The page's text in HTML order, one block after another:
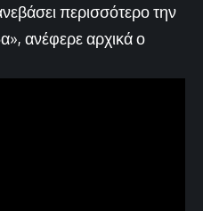
περισσότερο την
ανέφερε αρχικά ο